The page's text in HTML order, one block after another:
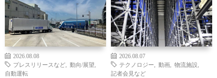
2026.08.08
プレスリリースなど
動向/展望
自動運転
2026.08.07
テクノロジー
動画 物流施設
記者会見など